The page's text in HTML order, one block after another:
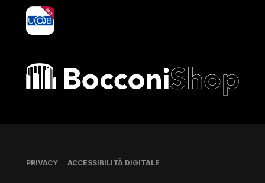
yoU@B
Bocconi shop
Piè di pagina
PRIVACY ACCESSIBILITÀ DIGITALE